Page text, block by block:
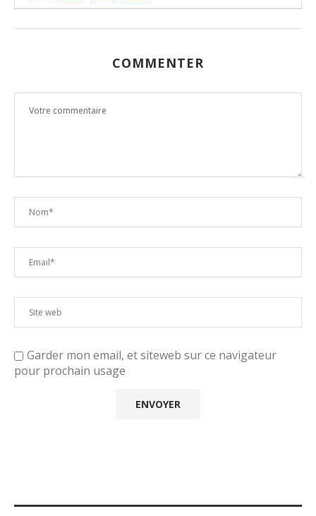
COMMENTER
Garder mon email, et siteweb sur ce navigateur
pour prochain usage